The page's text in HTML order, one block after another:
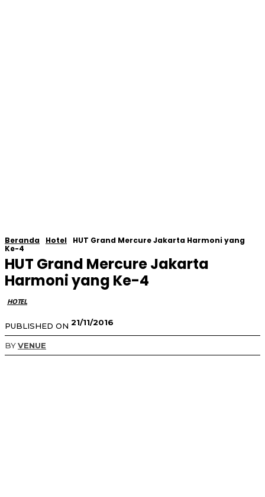
Beranda Hotel
HUT Grand Mercure Jakarta Harmoni yang
Ke-4
HUT Grand Mercure Jakarta
Harmoni yang Ke-4
HOTEL
PUBLISHED ON 21/11/2016
BYVENUE